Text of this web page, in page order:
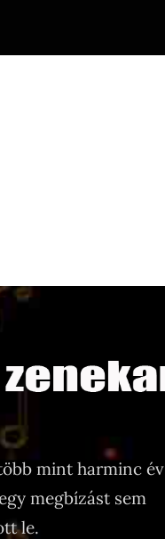
mint harminc év
megbízást sem
le.